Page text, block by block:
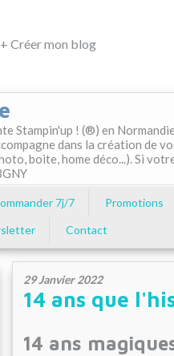
+ Créer mon blog
Stampin'up ! (®) en
dans la création de
boite, home déco...). Si
7j/7 Promotions
Contact
29 Janvier 2022
14 ans que
14 ans